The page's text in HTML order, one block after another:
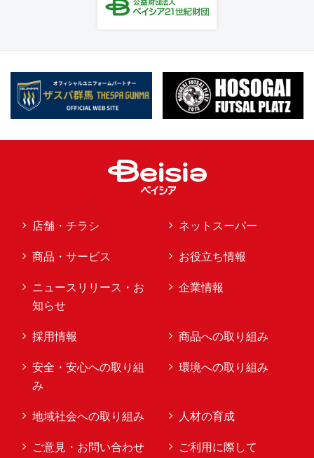
店舗・チラシ ネットスーパー
商品・サービス お役立ち情報
ニュースリリース・お
知らせ
企業情報
採用情報 商品への取り組み
安全・安心への取り組
み
環境への取り組み
地域社会への取り組み 人材の育成
ご意見・お問い合わせ ご利用に際して